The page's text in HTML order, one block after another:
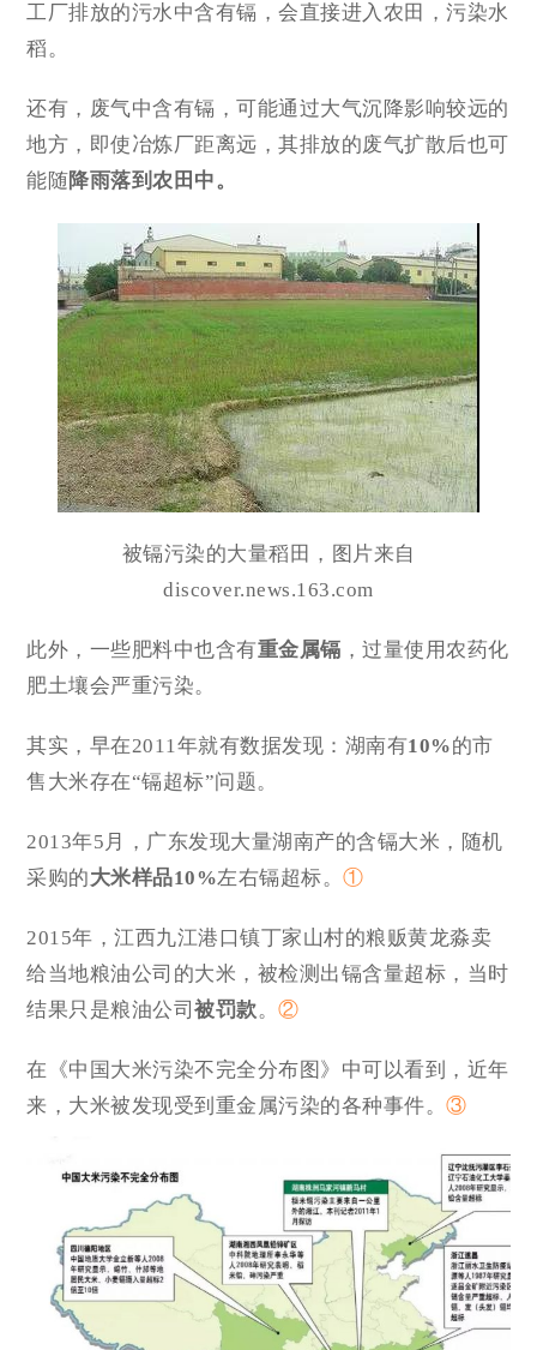
工厂排放的污水中含有镉，会直接进入农田，污染水
稻。
还有，废气中含有镉，可能通过大气沉降影响较远的
地方，即使冶炼厂距离远，其排放的废气扩散后也可
能随降雨落到农田中。
被镉污染的大量稻田，图片来自
discover.news.163.com
此外，一些肥料中也含有重金属镉 ，过量使用农药化
肥土壤会严重污染。
其实，早在2011年就有数据发现：湖南有10%的市
售大米存在“镉超标”问题。
2013年5月，广东发现大量湖南产的含镉大米，随机
采购的大米样品10%左右镉超标。①
2015年，江西九江港口镇丁家山村的粮贩黄龙淼卖
给当地粮油公司的大米，被检测出镉含量超标，当时
结果只是粮油公司被罚款。②
在《中国大米污染不完全分布图》中可以看到，近年
来，大米被发现受到重金属污染的各种事件。③